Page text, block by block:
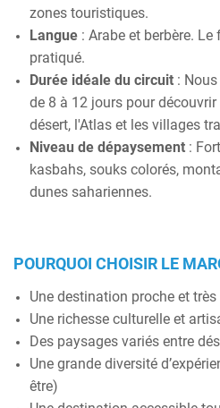
zones touristiques.
Langue: Arabe et berbère.
pratiqué.
Durée idéale du circuit: Nous
de 8 à 12 jours pour
désert, l'Atlas et les villages
Niveau de dépaysement:
kasbahs, souks colorés,
dunes sahariennes.
POURQUOI CHOISIR LE
Une destination proche et
Une richesse culturelle et
Des paysages variés entre
Une grande diversité
être)